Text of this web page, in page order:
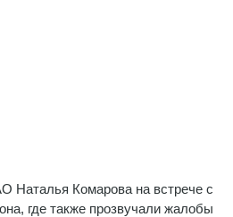
Наталья Комарова на встрече с
где также прозвучали жалобы